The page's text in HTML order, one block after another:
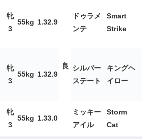
牝
3
55kg 1.32.9
良
ドゥラメ
ンテ
Smart
Strike
牝
3
55kg 1.32.9
シルバー
ステート
キングヘ
イロー
牝
3
55kg 1.33.0
ミッキー
アイル
Storm
Cat